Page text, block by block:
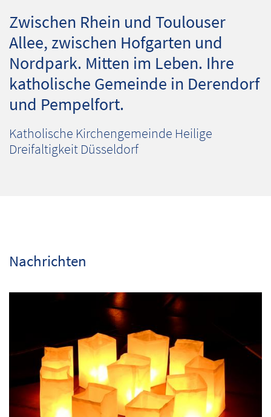
Zwischen Rhein und Toulouser
Allee, zwischen Hofgarten und
Nordpark. Mitten im Leben. Ihre
katholische Gemeinde in Derendorf
und Pempelfort.
Katholische Kirchengemeinde Heilige
Dreifaltigkeit Düsseldorf
Nachrichten